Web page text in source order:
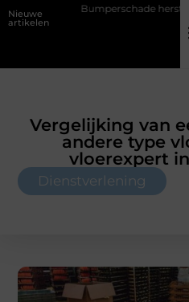
Nieuwe
artikelen
herstellen: repareren of de
Vergelijking van
andere type
vloerexpert
Dienstverlening